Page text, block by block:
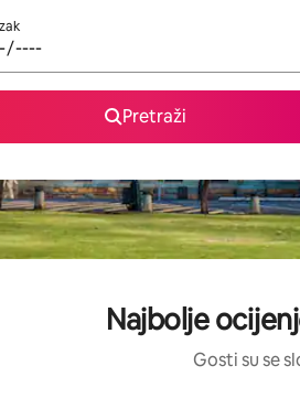
Pretraži
Najbolje
Gosti su se